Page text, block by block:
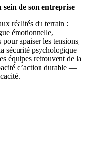
de son entreprise
réalités du terrain :
émotionnelle,
apaiser les tensions,
sécurité psychologique
équipes retrouvent de la
d’action durable —